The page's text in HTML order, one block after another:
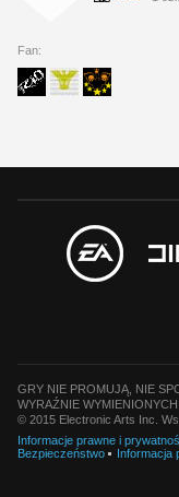
Fan:
GRY NIE PROMUJĄ, NIE
WYRAŹNIE WYMIENIONYCH.
© 2015 Electronic Arts Inc.
Informacje prawne i
Bezpieczeństwo
Informacja